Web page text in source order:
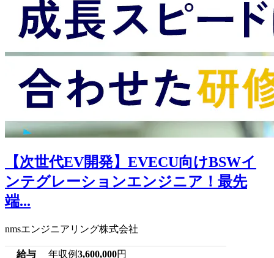
【次世代EV開発】EVECU向けBSWイ
ンテグレーションエンジニア！最先
端...
nmsエンジニアリング株式会社
給与 年収例3,600,000円